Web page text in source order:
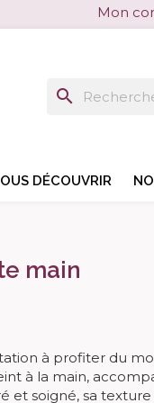
Mon
search
DÉCOUVRIR
search
main
à profiter du
à la main,
et soigné, sa